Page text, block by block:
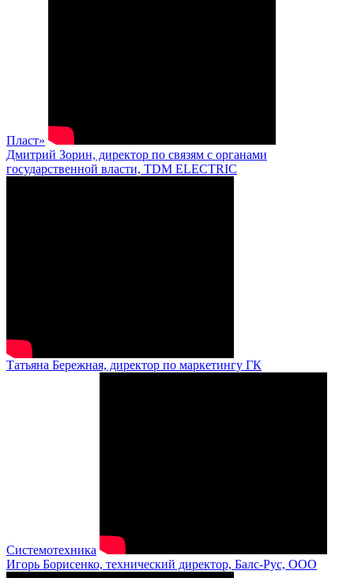
Пласт»
Дмитрий Зорин, директор по связям с органами
государственной власти, TDM ELECTRIC
Татьяна Бережная, директор по маркетингу ГК
Системотехника
Игорь Борисенко, технический директор, Балс-Рус, ООО